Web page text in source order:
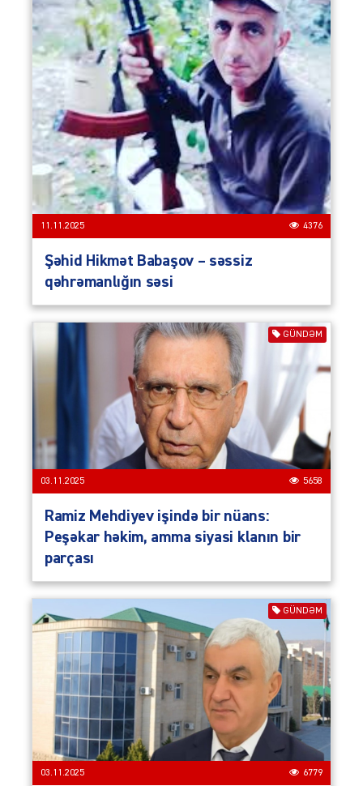
11.11.2025 4376
Şəhid Hikmət Babaşov – səssiz
qəhrəmanlığın səsi
GÜNDƏM
03.11.2025 5658
Ramiz Mehdiyev işində bir nüans:
Peşəkar həkim, amma siyasi klanın bir
parçası
GÜNDƏM
03.11.2025 6779